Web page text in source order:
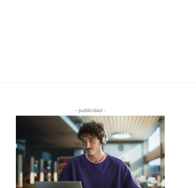
- publicidad -